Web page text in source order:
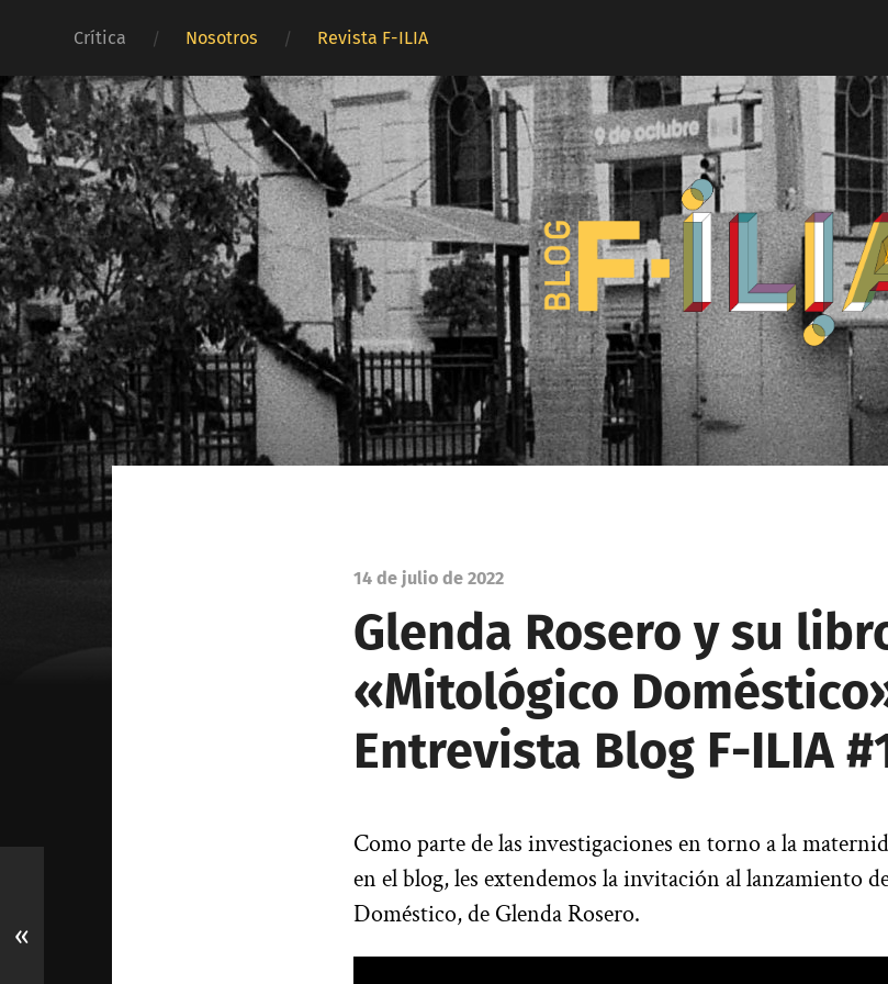
Crítica Nosotros Revista F-ILIA
Blog
F-
ILIA
14 de julio de 2022
Glenda Rosero y su
«Mitológico Doméstico»
Entrevista Blog F-ILIA
Como parte de las investigaciones en torno a la
en el blog, les extendemos la invitación al lanzamiento
Doméstico, de Glenda Rosero.
«